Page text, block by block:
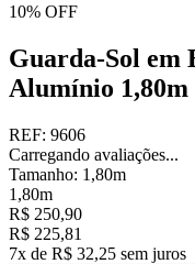
10% OFF
Guarda-Sol em
Alumínio 1,80m
REF: 9606
Carregando avaliações...
Tamanho: 1,80m
1,80m
R$ 250,90
R$ 225,81
7x de R$ 32,25 sem juros